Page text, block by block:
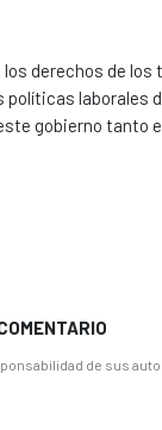
derechos de
laborales
gobierno tanto
de sus